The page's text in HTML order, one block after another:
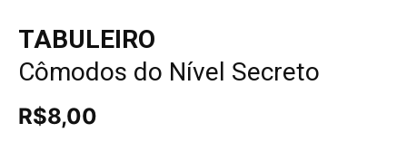
TABULEIRO
Cômodos do Nível Secreto
R$8,00